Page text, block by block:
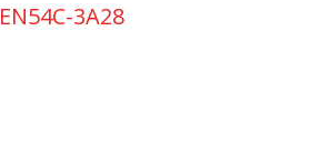
EN54C-3A28